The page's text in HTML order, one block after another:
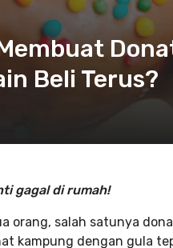
Beli Terus?
gagal di rumah!
orang, salah satunya
kampung dengan gula